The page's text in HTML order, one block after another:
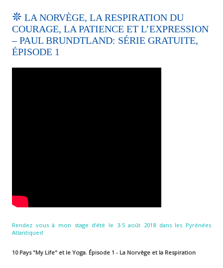
LA NORVÈGE, LA RESPIRATION DU
COURAGE, LA PATIENCE ET L’EXPRESSION
– PAUL BRUNDTLAND: SÉRIE GRATUITE,
ÉPISODE 1
Rendez vous à mon stage d’été le 3-5 août 2018 dans les Pyrénées
Atlantiques!
10 Pays "My Life" et le Yoga. Épisode 1 - La Norvège et la Respiration